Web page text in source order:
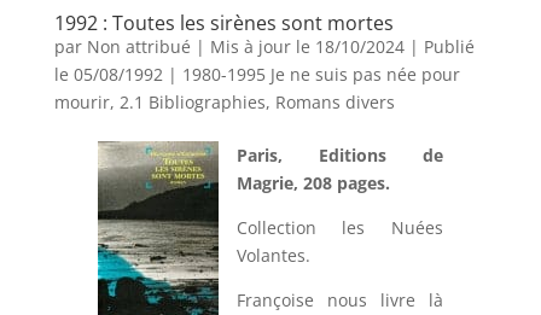
1992 : Toutes les sirènes sont mortes
par Non attribué | Mis à jour le 18/10/2024 | Publié
le 05/08/1992| 1980-1995 Je ne suis pas née pour
mourir, 2.1 Bibliographies, Romans divers
Paris, Editions de
Magrie, 208 pages.
Collection les Nuées
Volantes.
Françoise nous livre là